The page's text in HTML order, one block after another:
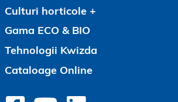
Culturi horticole
Gama ECO & BIO
Tehnologii Kwizda
Cataloage Online